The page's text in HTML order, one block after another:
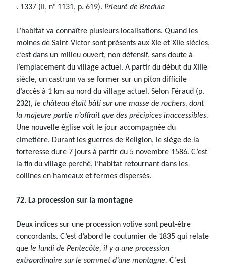
. 1337 (II, n° 1131, p. 619). Prieuré de Bredula
L’habitat va connaître plusieurs localisations. Quand les
moines de Saint-Victor sont présents aux XIe et XIIe siècles,
c’est dans un milieu ouvert, non défensif, sans doute à
l’emplacement du village actuel. A partir du début du XIIIe
siècle, un castrum va se former sur un piton difficile
d’accès à 1 km au nord du village actuel. Selon Féraud (p.
232), le château était bâti sur une masse de rochers, dont
la majeure partie n’offrait que des précipices inaccessibles.
Une nouvelle église voit le jour accompagnée du
cimetière. Durant les guerres de Religion, le siège de la
forteresse dure 7 jours à partir du 5 novembre 1586. C’est
la fin du village perché, l’habitat retournant dans les
collines en hameaux et fermes dispersés.
72. La procession sur la montagne
Deux indices sur une procession votive sont peut-être
concordants. C’est d’abord le coutumier de 1835 qui relate
que le lundi de Pentecôte, il y a une procession
extraordinaire sur le sommet d’une montagne. C’est